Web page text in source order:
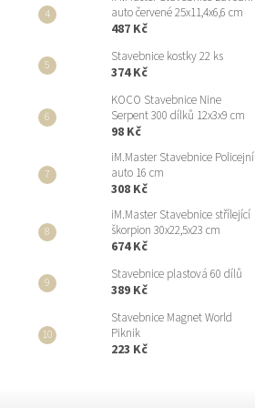
auto červené 25x11,4x6,6 cm
487 Kč
Stavebnice kostky 22 ks
374 Kč
KOCO Stavebnice Nine
Serpent 300 dílků 12x3x9 cm
98 Kč
iM.Master Stavebnice Policejní
auto 16 cm
308 Kč
iM.Master Stavebnice střílející
škorpion 30x22,5x23 cm
674 Kč
Stavebnice plastová 60 dílů
389 Kč
Stavebnice Magnet World
Piknik
223 Kč